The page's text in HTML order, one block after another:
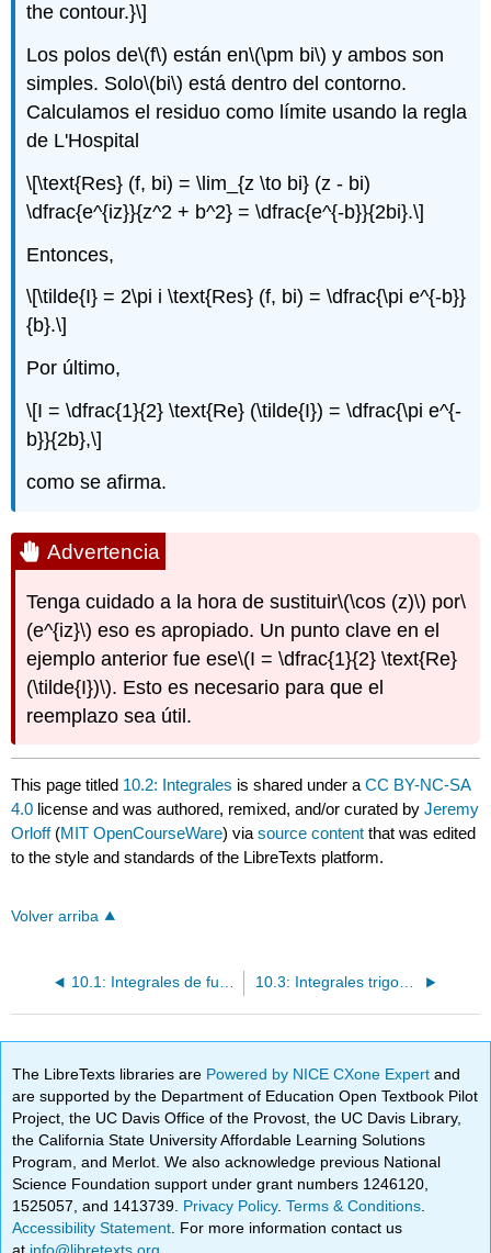
the contour.}\]
Los polos de\(f\) están en\(\pm bi\) y ambos son
simples. Solo\(bi\) está dentro del contorno.
Calculamos el residuo como límite usando la regla
de L'Hospital
\[\text{Res} (f, bi) = \lim_{z \to bi} (z - bi)
\dfrac{e^{iz}}{z^2 + b^2} = \dfrac{e^{-b}}{2bi}.\]
Entonces,
\[\tilde{I} = 2\pi i \text{Res} (f, bi) = \dfrac{\pi e^{-b}}
{b}.\]
Por último,
\[I = \dfrac{1}{2} \text{Re} (\tilde{I}) = \dfrac{\pi e^{-
b}}{2b},\]
como se afirma.
Advertencia
Tenga cuidado a la hora de sustituir\(\cos (z)\) por\
(e^{iz}\) eso es apropiado. Un punto clave en el
ejemplo anterior fue ese\(I = \dfrac{1}{2} \text{Re}
(\tilde{I})\). Esto es necesario para que el
reemplazo sea útil.
This page titled 10.2: Integrales is shared under aCC BY-NC-SA
4.0 license and was authored, remixed, and/or curated byJeremy
Orloff(MIT OpenCourseWare) viasource content that was edited
to the style and standards of the LibreTexts platform.
Volver arriba
10.3: Integrales trigonométricas
The LibreTexts libraries are Powered by NICE CXone Expertand
are supported by the Department of Education Open Textbook Pilot
Project, the UC Davis Office of the Provost, the UC Davis Library,
the California State University Affordable Learning Solutions
Program, and Merlot. We also acknowledge previous National
Science Foundation support under grant numbers 1246120,
1525057, and 1413739. Privacy Policy.Terms & Conditions
Accessibility Statement . For more information contact us